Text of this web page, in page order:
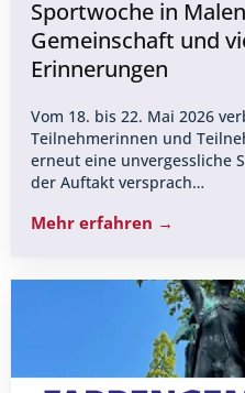
Sportwoche in
Gemeinschaft und
Erinnerungen
Vom 18. bis 22. Mai 2026
Teilnehmerinnen und
erneut eine unvergessliche
der Auftakt versprach…
Mehr erfahren →